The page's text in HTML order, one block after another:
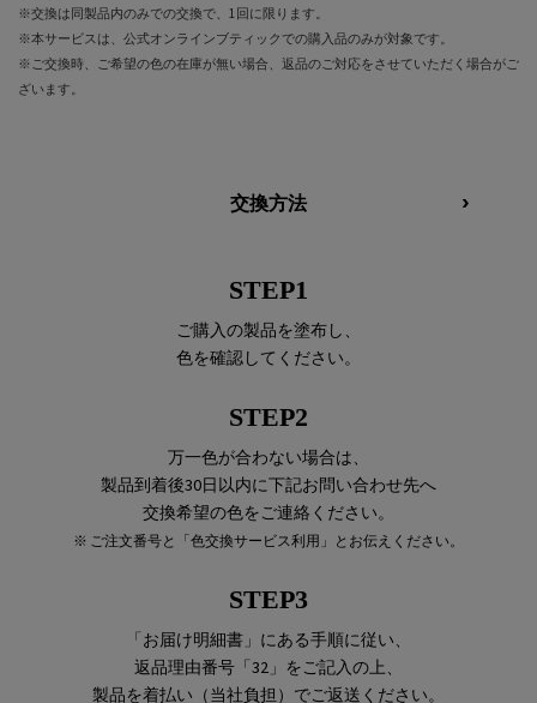
※交換は同製品内のみでの交換で、1回に限ります。​​
※本サービスは、公式オンラインブティックでの購入品のみが対象です。​​
※ご交換時、ご希望の色の在庫が無い場合、返品のご対応をさせていただく場合がご
ざいます。​​​
交換方法
STEP1
ご購入の製品を塗布し、
色を確認してください。
STEP2
万一色が合わない場合は、
製品到着後30日以内に下記お問い合わせ先へ
交換希望の色をご連絡ください。
※ ご注文番号と「色交換サービス利用」とお伝えください。
STEP3
「お届け明細書」にある手順に従い、
返品理由番号「32」をご記入の上、
製品を着払い（当社負担）でご返送ください。